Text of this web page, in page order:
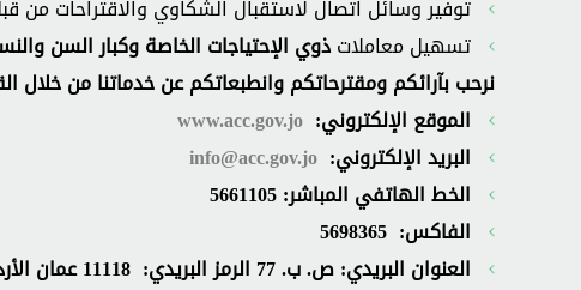
توفير وسائل اتصال لاستقبال الشكاوي والاقتراحات
تسهيل معاملاتذوي الإحتياجات الخاصة وكبار السن
نرحب بآرائكم ومقترحاتكم وانطبعاتكم عن خدماتنا من خلال
الموقع الإلكتروني: www.acc.gov.jo
البريد الإلكتروني: info@acc.gov.jo
الخط الهاتفي المباشر: 5661105
الفاكس: 5698365
العنوان البريدي: ص. ب. 77
الرمز البريدي:
عمان